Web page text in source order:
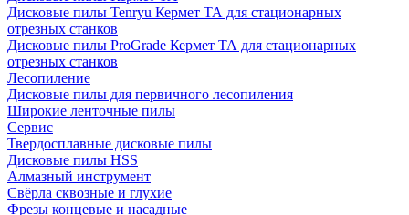
Дисковые пилы Tenryu Кермет ТА для стационарных
отрезных станков
Дисковые пилы ProGrade Кермет ТА для стационарных
отрезных станков
Лесопиление
Дисковые пилы для первичного лесопиления
Широкие ленточные пилы
Сервис
Твердосплавные дисковые пилы
Дисковые пилы HSS
Алмазный инструмент
Свёрла сквозные и глухие
Фрезы концевые и насадные